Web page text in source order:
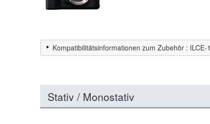
Kompatibilitätsinformationen zum Zubehör : ILCE-1
Stativ / Monostativ